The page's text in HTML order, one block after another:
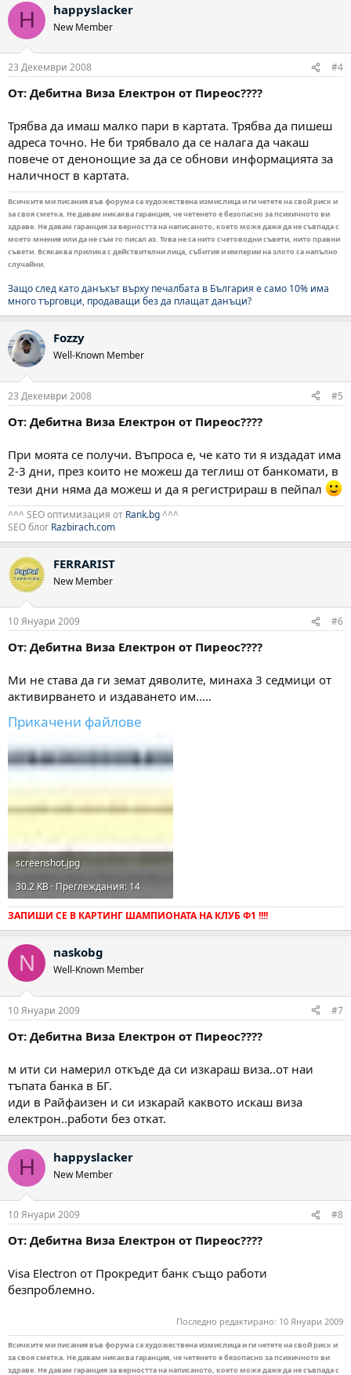
H happyslacker
New Member
23 Декември 2008 #4
От: Дебитна Виза Електрон от Пиреос????
Трябва да имаш малко пари в картата. Трябва да пишеш
адреса точно. Не би трябвало да се налага да чакаш
повече от денонощие за да се обнови информацията за
наличност в картата.
Всичките ми писания във форума са художествена измислица и ги четете на свой риск и
за своя сметка. Не давам никаква гаранция, че четенето е безопасно за психичното ви
здраве. Не давам гаранция за верността на написаното, което може даже да не съвпада с
моето мнение или да не съм го писал аз. Това не са нито счетоводни съвети, нито правни
съвети. Всякаква прилика с действителни лица, събития и империи на злото са напълно
случайни.
Защо след като данъкът върху печалбата в България е само 10% има
много търговци, продаващи без да плащат данъци?
Fozzy
Well-Known Member
23 Декември 2008 #5
От: Дебитна Виза Електрон от Пиреос????
При моята се получи. Въпроса е, че като ти я издадат има
2-3 дни, през които не можеш да теглиш от банкомати, в
тези дни няма да можеш и да я регистрираш в пейпал
^^^ SEO оптимизация от Rank.bg^^^
SEO блог Razbirach.com
FERRARIST
New Member
10 Януари 2009 #6
От: Дебитна Виза Електрон от Пиреос????
Ми не става да ги земат дяволите, минаха 3 седмици от
активирването и издаването им.....
Прикачени файлове
screenshot.jpg
30.2 KB · Преглеждания: 14
ЗАПИШИ СЕ В КАРТИНГ ШАМПИОНАТА НА КЛУБ Ф1 !!!!
N naskobg
Well-Known Member
10 Януари 2009 #7
От: Дебитна Виза Електрон от Пиреос????
м ити си намерил откъде да си изкараш виза..от наи
тъпата банка в БГ.
иди в Райфаизен и си изкарай каквото искаш виза
електрон..работи без откат.
H happyslacker
New Member
10 Януари 2009 #8
От: Дебитна Виза Електрон от Пиреос????
Visa Electron от Прокредит банк също работи
безпроблемно.
Последно редактирано: 10 Януари 2009
Всичките ми писания във форума са художествена измислица и ги четете на свой риск и
за своя сметка. Не давам никаква гаранция, че четенето е безопасно за психичното ви
здраве. Не давам гаранция за верността на написаното, което може даже да не съвпада с